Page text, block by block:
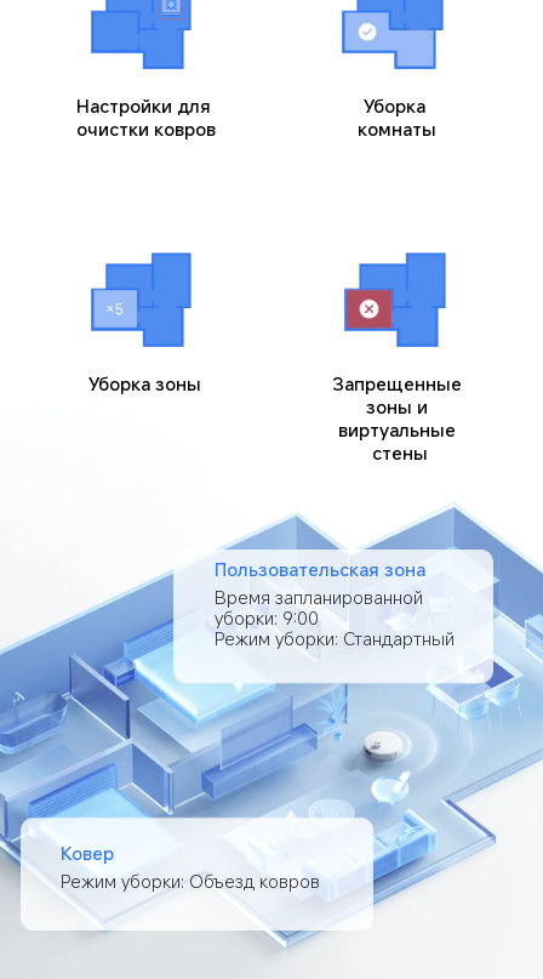
Настройки для
очистки ковров
Уборка
комнаты
Уборка зоны
Запрещенные
зоны и
виртуальные
стены
Пользовательская зона
Время запланированной
уборки: 9:00
Режим уборки: Стандартный
Ковер
Режим уборки: Объезд ковров